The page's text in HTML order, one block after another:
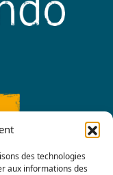
des technologies
aux informations des